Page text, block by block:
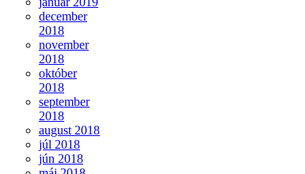
december
2018
november
2018
október
2018
september
2018
august 2018
júl 2018
jún 2018